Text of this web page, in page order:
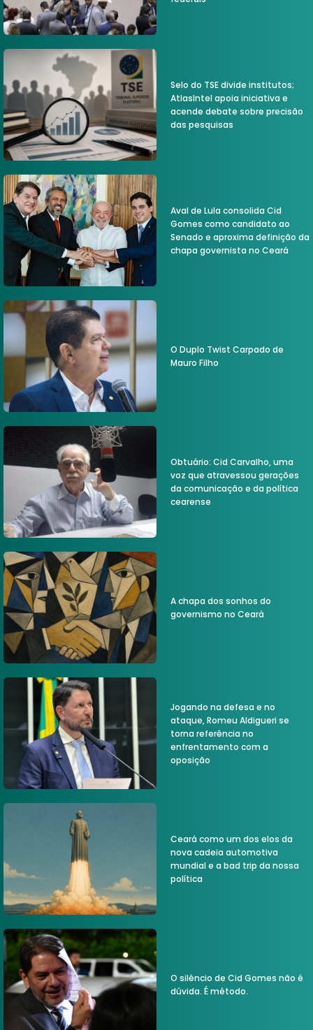
Selo do TSE divide institutos;
AtlasIntel apoia iniciativa e
acende debate sobre precisão
das pesquisas
Aval de Lula consolida Cid
Gomes como candidato ao
Senado e aproxima definição da
chapa governista no Ceará
O Duplo Twist Carpado de
Mauro Filho
Obtuário: Cid Carvalho, uma
voz que atravessou gerações
da comunicação e da política
cearense
A chapa dos sonhos do
governismo no Ceará
Jogando na defesa e no
ataque, Romeu Aldigueri se
torna referência no
enfrentamento com a
oposição
Ceará como um dos elos da
nova cadeia automotiva
mundial e a bad trip da nossa
política
O silêncio de Cid Gomes não é
dúvida. É método.